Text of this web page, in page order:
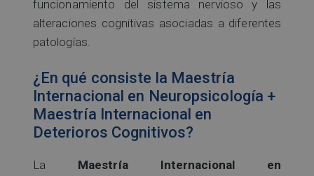
funcionamiento del sistema nervioso y las
alteraciones cognitivas asociadas a diferentes
patologías.
¿En qué consiste la Maestría
Internacional en Neuropsicología +
Maestría Internacional en
Deterioros Cognitivos?
La Maestría Internacional en